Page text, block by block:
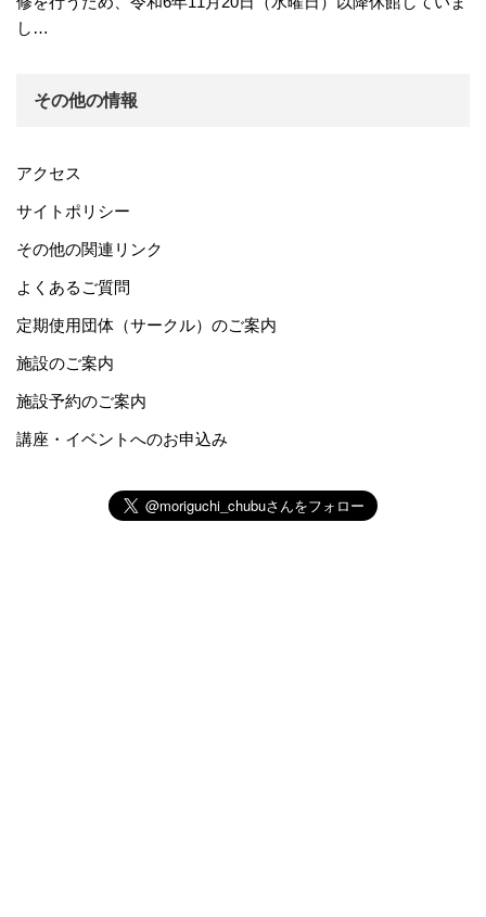
し…
その他の情報
アクセス
サイトポリシー
その他の関連リンク
よくあるご質問
定期使用団体（サークル）のご案内
施設のご案内
施設予約のご案内
講座・イベントへのお申込み